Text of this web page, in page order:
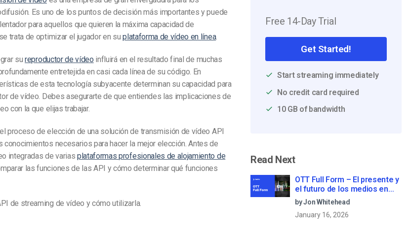
Es uno de los puntos de decisión más importantes y puede
para aquellos que quieren la máxima capacidad de
trata de optimizar el jugador en suplataforma de vídeo en línea.
sureproductor de vídeo influirá en el resultado final de muchas
entretejida en casi cada línea de su código. En
de esta tecnología subyacente determinan su capacidad para
de vídeo. Debes asegurarte de que entiendes las implicaciones de
con la que elijas trabajar.
proceso de elección de una solución de transmisión de vídeo API
conocimientos necesarios para hacer la mejor elección. Antes de
integradas de varias plataformas profesionales de alojamiento de
las funciones de las API y cómo determinar qué funciones
de streaming de vídeo y cómo utilizarla.
Free 14-Day Trial
Get Started!
Start streaming immediately
No credit card required
10 GB of bandwidth
Read Next
OTT Full Form – El presente y
el futuro de los medios en
streaming
by Jon Whitehead
January 16, 2026